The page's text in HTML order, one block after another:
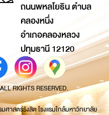
ถนนพหลโยธิน ตำบล
คลองหนึ่ง
อำเภอคลองหลวง
ปทุมธานี 12120
RIGHTS RESERVED.
ศาสตร์รังสิต โรงแรมใกล้มหาวิทยาลัย